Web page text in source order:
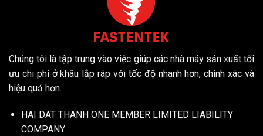
Chúng tôi là tập trung vào việc giúp các nhà máy sản xuất tối
ưu chi phí ở khâu lắp ráp với tốc độ nhanh hơn, chính xác và
hiệu quả hơn.
HAI DAT THANH ONE MEMBER LIMITED LIABILITY
COMPANY